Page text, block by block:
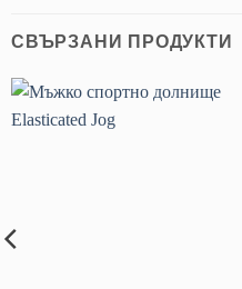
СВЪРЗАНИ ПРОДУКТИ